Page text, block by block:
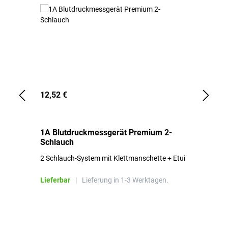
12,52 €
1A Blutdruckmessgerät Premium 2-
Schlauch
2 Schlauch-System mit Klettmanschette + Etui
Lieferbar | Lieferung in 1-3 Werktagen.